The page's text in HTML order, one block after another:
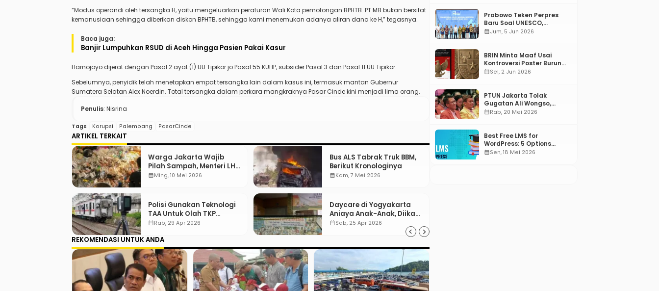
“Modus operandi oleh tersangka H, yaitu mengeluarkan peraturan Wali Kota pemotongan BPHTB. PT MB bukan bersifat
kemanusiaan sehingga diberikan diskon BPHTB, sehingga kami menemukan adanya aliran dana ke H,” tegasnya.
Baca juga:
Banjir Lumpuhkan RSUD di Aceh Hingga Pasien Pakai Kasur
Harnojoyo dijerat dengan Pasal 2 ayat (1) UU Tipikor jo Pasal 55 KUHP, subsider Pasal 3 dan Pasal 11 UU Tipikor.
Sebelumnya, penyidik telah menetapkan empat tersangka lain dalam kasus ini, termasuk mantan Gubernur
Sumatera Selatan Alex Noerdin. Total tersangka dalam perkara mangkraknya Pasar Cinde kini menjadi lima orang.
Penulis: Nisrina
Tags Korupsi Palembang PasarCinde
ARTIKEL TERKAIT
Warga Jakarta Wajib
Pilah Sampah, Menteri LH:
“Jadi Contoh Nih”
calendar_monthMing, 10 Mei 2026
Bus ALS Tabrak Truk BBM,
Berikut Kronologinya
calendar_monthKam, 7 Mei 2026
Polisi Gunakan Teknologi
TAA Untuk Olah TKP
Tabrakan Kereta Bekasi
calendar_monthRab, 29 Apr 2026
Daycare di Yogyakarta
Aniaya Anak-Anak, Diikat
Hingga Lebam
calendar_monthSab, 25 Apr 2026
REKOMENDASI UNTUK ANDA
Prabowo Teken Perpres
Baru Soal UNESCO,
Tentang Apa?
calendar_monthJum, 5 Jun 2026
BRIN Minta Maaf Usai
Kontroversi Poster Burung
Garuda
calendar_monthSel, 2 Jun 2026
PTUN Jakarta Tolak
Gugatan Ali Wongso,
Misbakhun: Ini hadiah
calendar_monthRab, 20 Mei 2026
Best Free LMS for
WordPress: 5 Options
Compared for 2026
calendar_monthSen, 18 Mei 2026